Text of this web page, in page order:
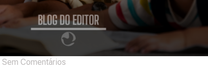
Sem Comentários